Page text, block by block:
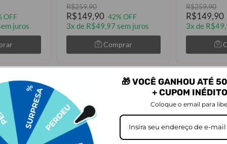
OFF
juros
R$259,90
R$149,90 42% OFF
3x de R$49,97 sem juros
Comprar
R$259,90
R$149,90
3x de
vistos em Kit Promocional:
🎁 VOCÊ GANHOU ATÉ
+ CUPOM
Coloque o email para